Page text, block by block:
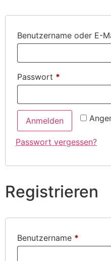
Benutzername oder E-
Passwort *
Alternative:
Anmelden
Passwort vergessen?
Registrieren
Benutzername *